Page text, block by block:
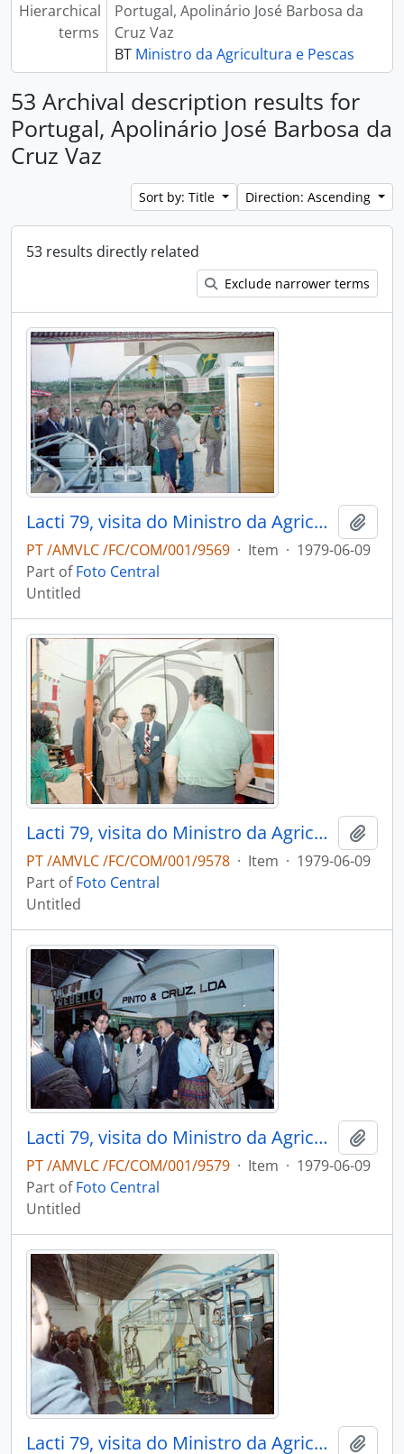
Hierarchical
terms
Portugal, Apolinário José Barbosa da
Cruz Vaz
BT Ministro da Agricultura e Pescas
53 Archival description results for
Portugal, Apolinário José Barbosa da
Cruz Vaz
Sort by: Title Direction: Ascending
53 results directly related
Exclude narrower terms
Lacti 79, visita do Ministro da Agricultura e Pescas e do Governador Civil de Aveiro
PT /AMVLC /FC/COM/001/9569 · Item · 1979-06-09
Part ofFoto Central
Untitled
Lacti 79, visita do Ministro da Agricultura e Pescas e do Governador Civil de Aveiro
PT /AMVLC /FC/COM/001/9578 · Item · 1979-06-09
Part ofFoto Central
Untitled
Lacti 79, visita do Ministro da Agricultura e Pescas e do Governador Civil de Aveiro
PT /AMVLC /FC/COM/001/9579 · Item · 1979-06-09
Part ofFoto Central
Untitled
Lacti 79, visita do Ministro da Agricultura e Pescas e do Governador Civil de Aveiro